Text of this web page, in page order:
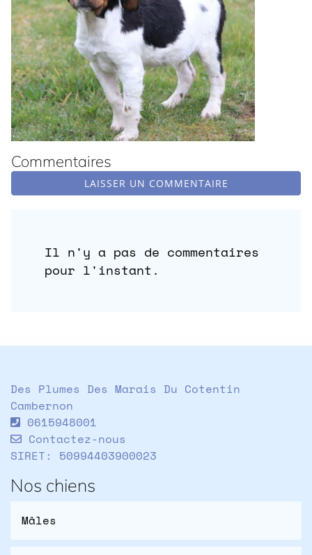
Commentaires
LAISSER UN COMMENTAIRE
Il n'y a pas de commentaires
pour l'instant.
Des Plumes Des Marais Du Cotentin
Cambernon
0615948001
Contactez-nous
SIRET: 50994403900023
Nos chiens
Mâles